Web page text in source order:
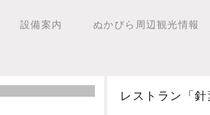
設備案内 ぬかびら周辺観光情報
レストラン「